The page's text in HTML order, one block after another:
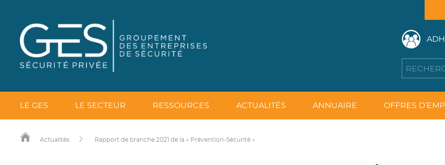
LE GES LE SECTEUR RESSOURCES ACTUALITÉS ANNUAIRE OFFRES
Actualités Rapport de branche 2021 de la « Prévention-Sécurité »